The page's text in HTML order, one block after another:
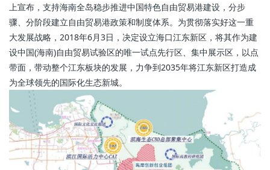
上宣布，支持海南全岛稳步推进中国特色自由贸易港建设，分步
骤、分阶段建立自由贸易港政策和制度体系。为贯彻落实好这一重
大发展战略，2018年6月3日，决定设立海口江东新区，将其作为建
设中国(海南)自由贸易试验区的唯一试点先行区、集中展示区，以点
带面，带动整个江东板块的发展，力争到2035年将江东新区打造成
为全球领先的国际化生态新城。